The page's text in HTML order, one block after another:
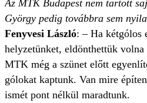
Az MTK Budapest nem tartott
György pedig továbbra sem
Fenyvesi László: – Ha kétgólos
helyzetünket, eldönthettük
MTK még a szünet előtt
gólokat kaptunk. Van mire
ismét pont nélkül maradtunk.